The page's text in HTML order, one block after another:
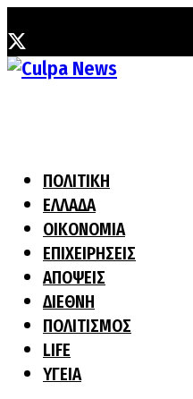
ΠΟΛΙΤΙΚΗ
ΕΛΛΑΔΑ
ΟΙΚΟΝΟΜΙΑ
ΕΠΙΧΕΙΡΗΣΕΙΣ
ΑΠΟΨΕΙΣ
ΔΙΕΘΝΗ
ΠΟΛΙΤΙΣΜΟΣ
LIFE
ΥΓΕΙΑ